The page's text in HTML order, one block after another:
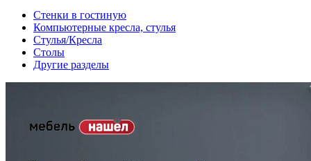
Стенки в гостиную
Компьютерные кресла, стулья
Стулья/Кресла
Столы
Другие разделы